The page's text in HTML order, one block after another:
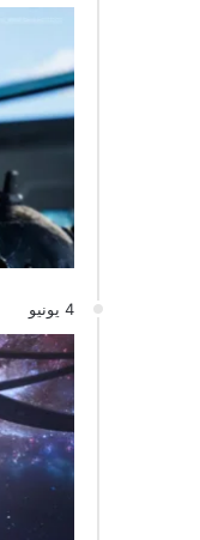
4 يونيو